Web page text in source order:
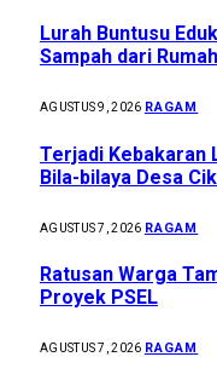
Lurah Buntusu
Sampah dari Rumah
AGUSTUS 9, 2026 RAGAM
Terjadi Kebakaran
Bila-bilaya Desa
AGUSTUS 7, 2026 RAGAM
Ratusan Warga
Proyek PSEL
AGUSTUS 7, 2026 RAGAM